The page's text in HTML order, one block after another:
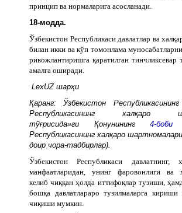
принцип ва нормаларига асосланади.
18-модда.
Ўзбекистон Республикаси давлатлар ва
билан икки ва кўп томонлама
ривожлантиришга қаратилган тинчликсевар
амалга оширади.
LexUZ шарҳи
Қаранг: Ўзбекистон
Республикасининг халқаро
тўғрисида»ги Қонунининг4-
Республикасининг халқаро
доир чора-тадбирлар).
Ўзбекистон Республикаси давлатнинг,
манфаатларидан, унинг фаровонлиги ва
келиб чиққан ҳолда иттифоқлар тузиши,
бошқа давлатлараро тузилмаларга кириши
чиқиши мумкин.